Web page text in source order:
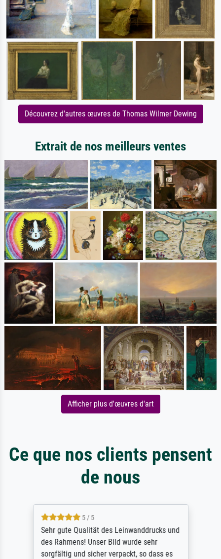
Découvrez d'autres œuvres de Thomas Wilmer Dewing
Extrait de nos meilleurs ventes
Afficher plus d'œuvres d'art
Ce que nos clients pensent
de nous
5 / 5
Sehr gute Qualität des Leinwanddrucks und
des Rahmens! Unser Bild wurde sehr
sorgfältig und sicher verpackt, so dass es